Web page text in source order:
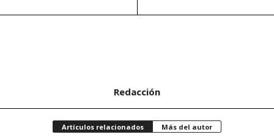
Redacción
Artículos relacionados Más del autor